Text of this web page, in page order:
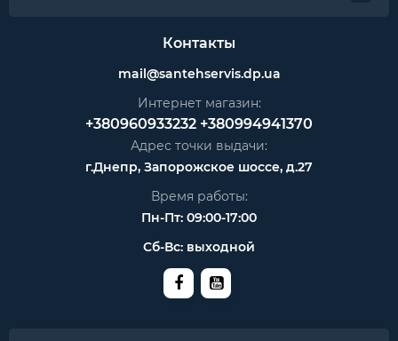
Контакты
mail@santehservis.dp.ua
Интернет магазин:
+380960933232 +380994941370
Адрес точки выдачи:
г.Днепр, Запорожское шоссе, д.27
Время работы:
Пн-Пт: 09:00-17:00
Сб-Вс: выходной